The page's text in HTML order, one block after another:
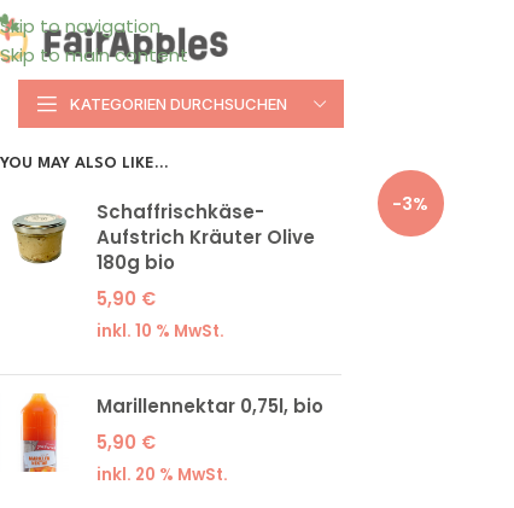
Skip to navigation
Skip to main content
KATEGORIEN DURCHSUCHEN
YOU MAY ALSO LIKE…
Schaffrischkäse-
Aufstrich Kräuter Olive
180g bio
5,90 €
inkl. 10 % MwSt.
Marillennektar 0,75l, bio
5,90 €
inkl. 20 % MwSt.
-3%